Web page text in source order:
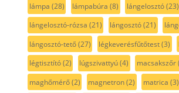
lámpa (28) lámpabúra (8) lángelosztó(23)
lángelosztó-rózsa (21) lángosztó(21)
lángosztó-tető(27) légkeverésfűtőtest(3)
légtisztító(2) lúgszivattyú(4) macsakszőr
maghőmérő(2) magnetron(2) matrica (3)